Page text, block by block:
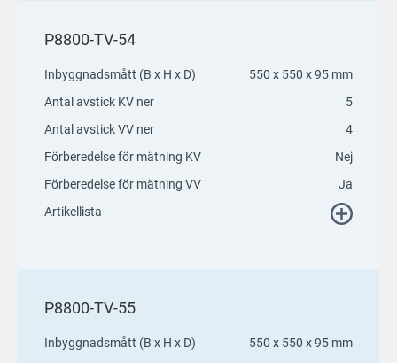
P8800-TV-54
Inbyggnadsmått (B x H x D)
550 x 550 x 95 mm
Antal avstick KV ner
5
Antal avstick VV ner
4
Förberedelse för mätning KV
Nej
Förberedelse för mätning VV
Ja
Artikellista
P8800-TV-55
Inbyggnadsmått (B x H x D)
550 x 550 x 95 mm